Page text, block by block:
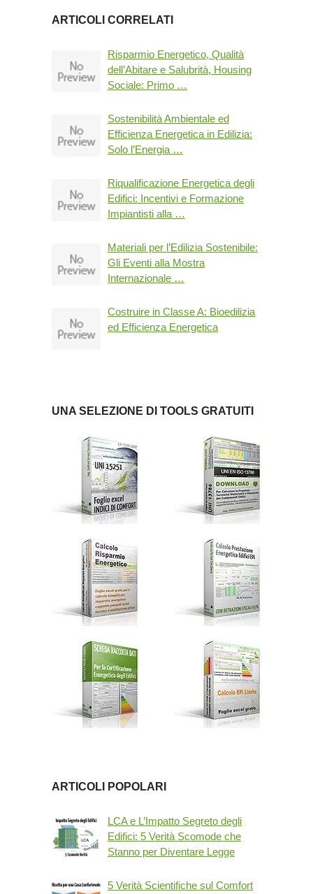
ARTICOLI CORRELATI
Risparmio Energetico, Qualità
dell’Abitare e Salubrità, Housing
Sociale: Primo …
Sostenibilità Ambientale ed
Efficienza Energetica in Edilizia:
Solo l’Energia …
Riqualificazione Energetica degli
Edifici: Incentivi e Formazione
Impiantisti alla …
Materiali per l’Edilizia Sostenibile:
Gli Eventi alla Mostra
Internazionale …
Costruire in Classe A: Bioedilizia
ed Efficienza Energetica
UNA SELEZIONE DI TOOLS GRATUITI
ARTICOLI POPOLARI
LCA e L’Impatto Segreto degli
Edifici: 5 Verità Scomode che
Stanno per Diventare Legge
5 Verità Scientifiche sul Comfort